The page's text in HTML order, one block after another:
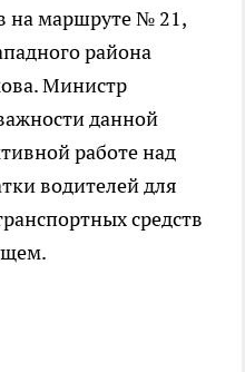
на маршруте № 21,
района
Министр
данной
работе над
водителей для
средств